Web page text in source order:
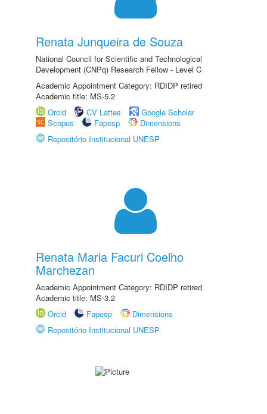
Renata Junqueira de Souza
National Council for Scientific and Technological
Development (CNPq) Research Fellow - Level C
Academic Appointment Category: RDIDP retired
Academic title: MS-5.2
Orcid
CV Lattes
Google Scholar
Scopus
Fapesp
Dimensions
Repositório Institucional UNESP
Renata Maria Facuri Coelho
Marchezan
Academic Appointment Category: RDIDP retired
Academic title: MS-3.2
Orcid
Fapesp
Dimensions
Repositório Institucional UNESP